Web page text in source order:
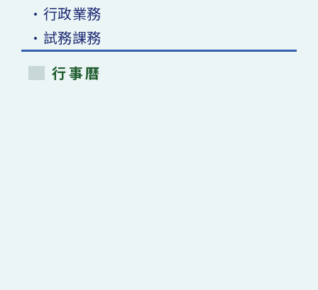
•行政業務
•試務課務
行事曆